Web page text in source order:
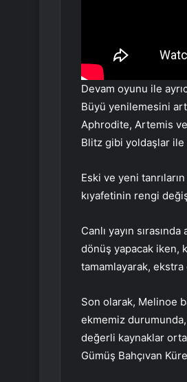
Devam oyunu ile
Büyü yenilemesini
Aphrodite, Artemis ve
Blitz gibi yoldaşlar ile
Eski ve yeni
kıyafetinin rengi
Canlı yayın
dönüş yapacak iken,
tamamlayarak,
Son olarak, Melinoe
ekmemiz
değerli kaynaklar
Gümüş Bahçıvan